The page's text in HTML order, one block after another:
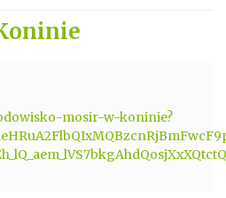
mosir-w-koninie?